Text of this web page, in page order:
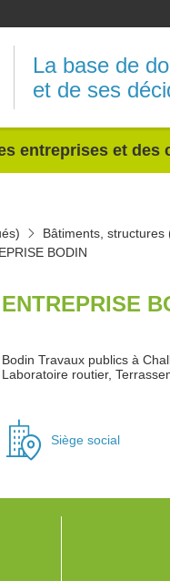
La base de
et de ses
entreprises et
Bâtiments,
BODIN
ENTREPRISE
Bodin Travaux publics à
Laboratoire routier,
Siège social